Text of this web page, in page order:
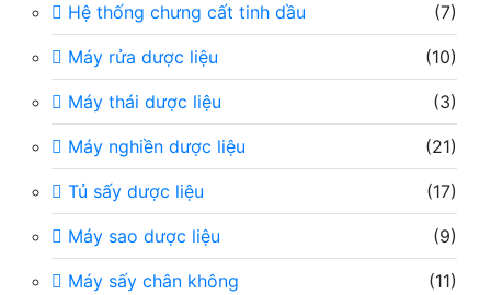
Hệ thống chưng cất tinh dầu (7)
Máy rửa dược liệu (10)
Máy thái dược liệu (3)
Máy nghiền dược liệu (21)
Tủ sấy dược liệu (17)
Máy sao dược liệu (9)
Máy sấy chân không (11)